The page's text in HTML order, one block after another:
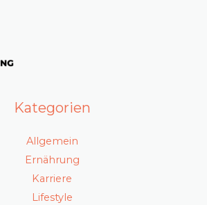
Kategorien
Allgemein
Ernährung
Karriere
Lifestyle